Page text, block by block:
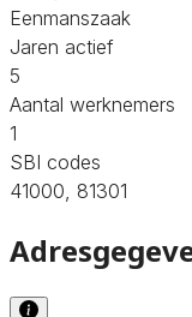
Eenmanszaak
Jaren actief
5
Aantal werknemers
1
SBI codes
41000, 81301